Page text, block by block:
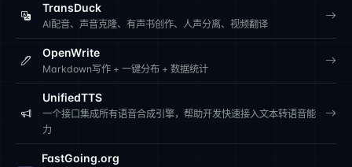
TransDuck
AI配音、声音克隆、有声书创作、人声分离、视频翻译
OpenWrite
Markdown写作 + 一键分布 + 数据统计
UnifiedTTS
一个接口集成所有语音合成引擎，帮助开发快速接入文本转语音能
力
FastGoing.org